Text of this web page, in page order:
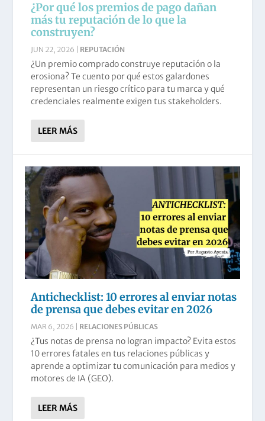
¿Por qué los premios de pago dañan
más tu reputación de lo que la
construyen?
JUN 22, 2026 REPUTACIÓN
¿Un premio comprado construye reputación o la
erosiona? Te cuento por qué estos galardones
representan un riesgo crítico para tu marca y qué
credenciales realmente exigen tus stakeholders.
LEER MÁS
Antichecklist: 10 errores al enviar notas
de prensa que debes evitar en 2026
MAR 6, 2026 RELACIONES PÚBLICAS
¿Tus notas de prensa no logran impacto? Evita estos
10 errores fatales en tus relaciones públicas y
aprende a optimizar tu comunicación para medios y
motores de IA (GEO).
LEER MÁS